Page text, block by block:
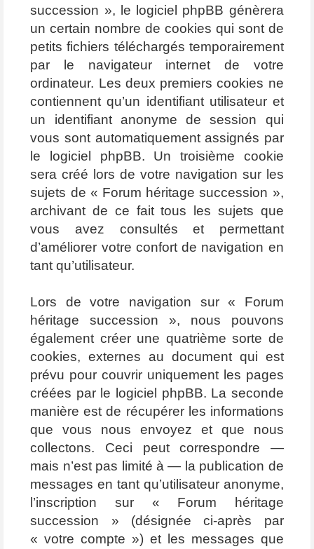
succession », le logiciel phpBB génèrera
un certain nombre de cookies qui sont de
petits fichiers téléchargés temporairement
par le navigateur internet de votre
ordinateur. Les deux premiers cookies ne
contiennent qu’un identifiant utilisateur et
un identifiant anonyme de session qui
vous sont automatiquement assignés par
le logiciel phpBB. Un troisième cookie
sera créé lors de votre navigation sur les
sujets de « Forum héritage succession »,
archivant de ce fait tous les sujets que
vous avez consultés et permettant
d’améliorer votre confort de navigation en
tant qu’utilisateur.
Lors de votre navigation sur « Forum
héritage succession », nous pouvons
également créer une quatrième sorte de
cookies, externes au document qui est
prévu pour couvrir uniquement les pages
créées par le logiciel phpBB. La seconde
manière est de récupérer les informations
que vous nous envoyez et que nous
collectons. Ceci peut correspondre —
mais n’est pas limité à — la publication de
messages en tant qu’utilisateur anonyme,
l’inscription sur « Forum héritage
succession » (désignée ci-après par
« votre compte ») et les messages que